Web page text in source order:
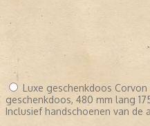
Luxe geschenkdoos Corvon
geschenkdoos, 480 mm lang
Inclusief handschoenen van de